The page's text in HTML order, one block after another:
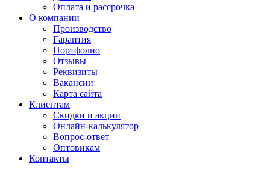
Оплата и рассрочка
О компании
Производство
Гарантия
Портфолио
Отзывы
Реквизиты
Вакансии
Карта сайта
Клиентам
Скидки и акции
Онлайн-калькулятор
Вопрос-ответ
Оптовикам
Контакты